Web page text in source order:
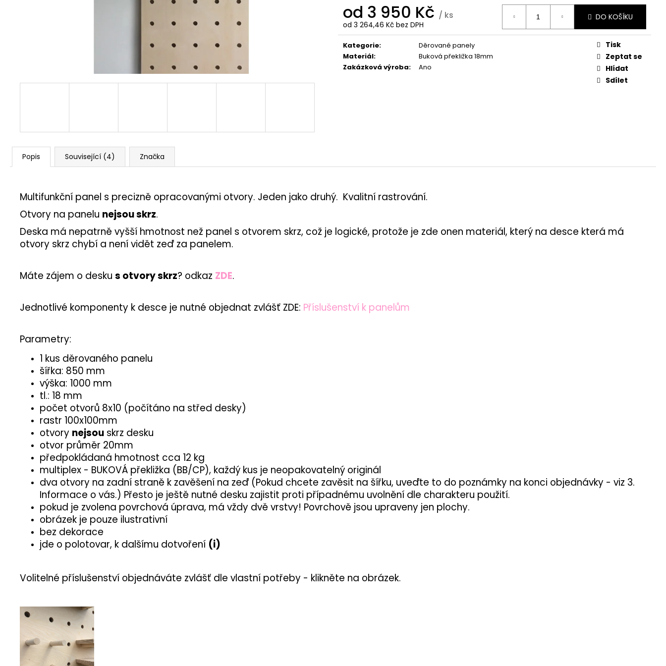
od 3 950 Kč / ks
od 3 264,46 Kč bez DPH
Měrná
cena:
DO KOŠÍKU
Kategorie:
Děrované panely
Materiál:
Buková překližka 18mm
Zakázková výroba: Ano
Tisk
Zeptat se
Hlídat
Sdílet
Popis Související (4) Značka
Multifunkční panel s precizně opracovanými otvory. Jeden jako druhý. Kvalitní rastrování.
Otvory na panelu nejsou skrz.
Deska má nepatrně vyšší hmotnost než panel s otvorem skrz, což je logické, protože je zde onen materiál, který na desce která má
otvory skrz chybí a není vidět zeď za panelem.
Máte zájem o desku s otvory skrz? odkaz ZDE.
Jednotlivé komponenty k desce je nutné objednat zvlášť ZDE: Příslušenství k panelům
Parametry:
1 kus děrovaného panelu
šířka: 850 mm
výška: 1000 mm
tl.: 18 mm
počet otvorů 8x10 (počítáno na střed desky)
rastr 100x100mm
otvory nejsou skrz desku
otvor průměr 20mm
předpokládaná hmotnost cca 12 kg
multiplex - BUKOVÁ překližka (BB/CP), každý kus je neopakovatelný originál
dva otvory na zadní straně k zavěšení na zeď (Pokud chcete zavěsit na šířku, uveďte to do poznámky na konci objednávky - viz 3.
Informace o vás.) Přesto je ještě nutné desku zajistit proti případnému uvolnění dle charakteru použití.
pokud je zvolena povrchová úprava, má vždy dvě vrstvy! Povrchově jsou upraveny jen plochy.
obrázek je pouze ilustrativní
bez dekorace
jde o polotovar, k dalšímu dotvoření (i)
Volitelné příslušenství objednáváte zvlášť dle vlastní potřeby - klikněte na obrázek.
477 Kč
14 850 Kč